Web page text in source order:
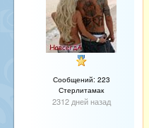
Сообщений: 223
Стерлитамак
2312 дней назад